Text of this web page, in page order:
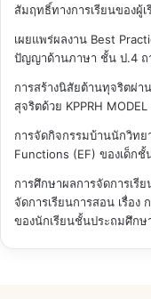
สัมฤทธิ์ทางการเรียนของผู้
เผยแพร่ผลงาน Best
ปัญญาด้านภาษา ชั้น ป.4
การสร้างนิสัยต้านทุจริตผ่
สุจริตด้วย KPPRH MODEL
การจัดกิจกรรมบ้านนักวิทย
Functions (EF) ของเด็ก
การศึกษาผลการจัดการเรี
จัดการเรียนการสอน เรื่อง
ของนักเรียนชั้นประถมศึกษ